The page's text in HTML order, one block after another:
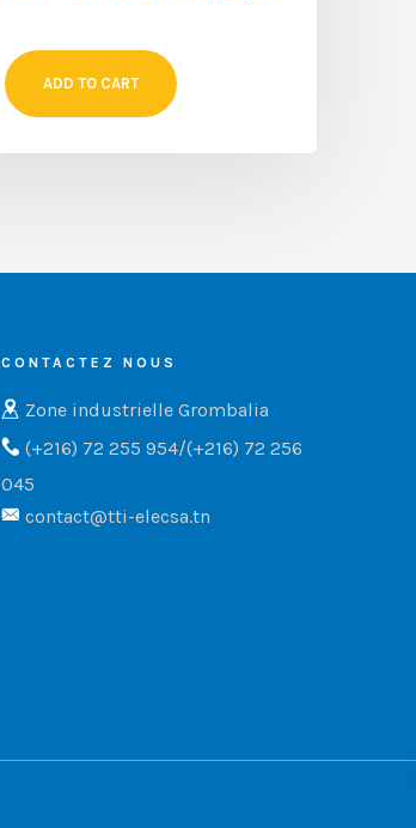
ADD TO CART
CONTACTEZ NOUS
Zone industrielle Grombalia
(+216) 72 255 954/(+216) 72 256
045
contact@tti-elecsa.tn